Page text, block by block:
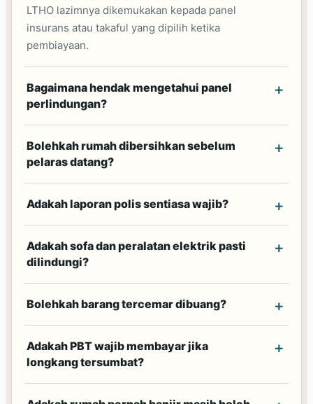
LTHO lazimnya dikemukakan kepada panel
insurans atau takaful yang dipilih ketika
pembiayaan.
Bagaimana hendak mengetahui panel
perlindungan?
Bolehkah rumah dibersihkan sebelum
pelaras datang?
Adakah laporan polis sentiasa wajib?
Adakah sofa dan peralatan elektrik pasti
dilindungi?
Bolehkah barang tercemar dibuang?
Adakah PBT wajib membayar jika
longkang tersumbat?